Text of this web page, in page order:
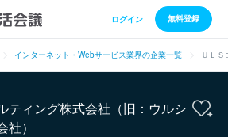
ログイン 無料登録
インターネット・Webサービス業界の企業一覧 ＵＬ
ティング株式会社（旧：ウルシ
）